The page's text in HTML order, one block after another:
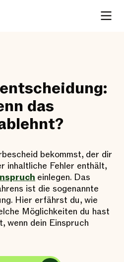
das
bekommst, der dir
inhaltliche Fehler enthält,
einlegen. Das
ist die sogenannte
Hier erfährst du, wie
Möglichkeiten du hast
wenn dein Einspruch